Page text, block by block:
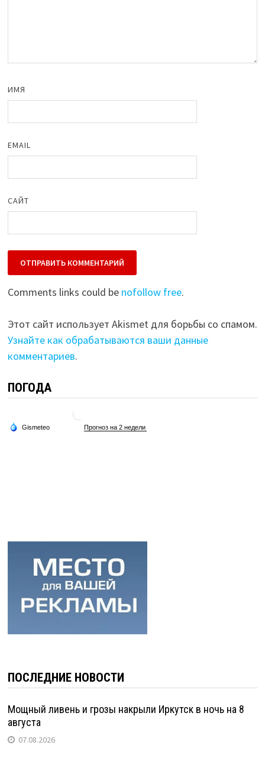
ИМЯ
EMAIL
САЙТ
Comments links could be nofollow free.
Этот сайт использует Akismet для борьбы со спамом.
Узнайте как обрабатываются ваши данные
комментариев.
ПОГОДА
ПОСЛЕДНИЕ НОВОСТИ
Мощный ливень и грозы накрыли Иркутск в ночь на 8
августа
07.08.2026